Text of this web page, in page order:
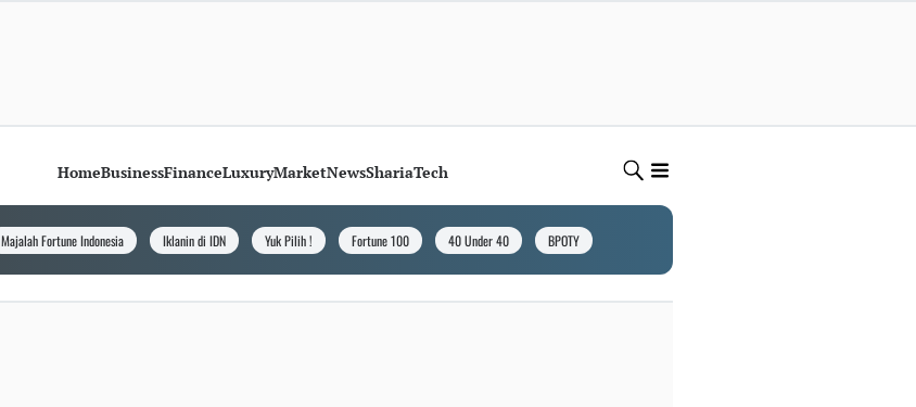
HomeBusinessFinanceLuxuryMarketNewsShariaTech
Majalah Fortune Indonesia Iklanin di IDN Yuk Pilih ! Fortune 100 40 Under 40 BPOTY